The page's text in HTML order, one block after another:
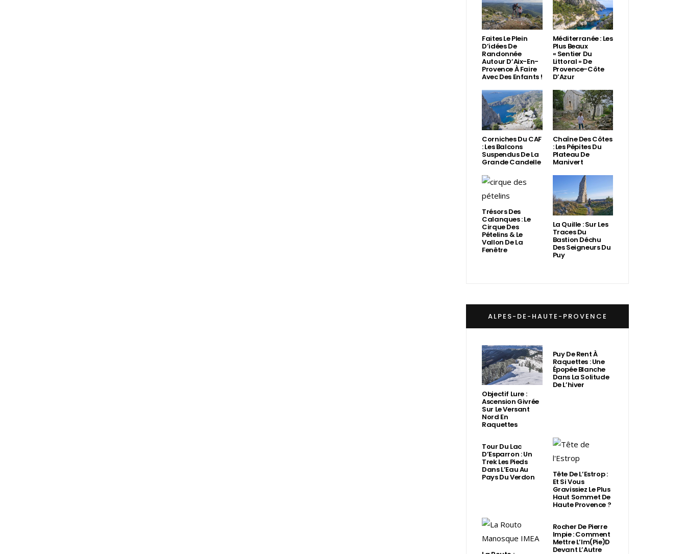
Faites Le Plein
D’idées De
Randonnée
Autour D’Aix-En-
Provence À Faire
Avec Des Enfants !
Méditerranée : Les
Plus Beaux
« Sentier Du
Littoral » De
Provence-Côte
D’Azur
Corniches Du CAF
: Les Balcons
Suspendus De La
Grande Candelle
Chaîne Des Côtes
: Les Pépites Du
Plateau De
Manivert
Trésors Des
Calanques : Le
Cirque Des
Pételins & Le
Vallon De La
Fenêtre
La Quille : Sur Les
Traces Du
Bastion Déchu
Des Seigneurs Du
Puy
ALPES-DE-HAUTE-PROVENCE
Objectif Lure :
Ascension Givrée
Sur Le Versant
Nord En
Raquettes
Puy De Rent À
Raquettes : Une
Épopée Blanche
Dans La Solitude
De L’hiver
Tour Du Lac
D’Esparron : Un
Trek Les Pieds
Dans L’Eau Au
Pays Du Verdon Tête De L’Estrop :
Et Si Vous
Gravissiez Le Plus
Haut Sommet De
Haute Provence ?
Rocher De Pierre
Impie : Comment
Mettre L’Im(Pie)d
Devant L’Autre